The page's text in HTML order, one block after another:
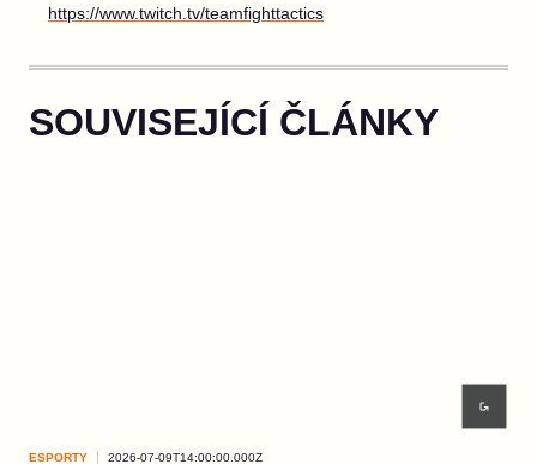
https://www.twitch.tv/teamfighttactics
SOUVISEJÍCÍ ČLÁNKY
ESPORTY 2026-07-09T14:00:00.000Z